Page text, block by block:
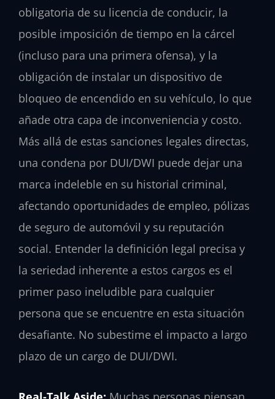
obligatoria de su licencia de conducir, la
posible imposición de tiempo en la cárcel
(incluso para una primera ofensa), y la
obligación de instalar un dispositivo de
bloqueo de encendido en su vehículo, lo que
añade otra capa de inconveniencia y costo.
Más allá de estas sanciones legales directas,
una condena por DUI/DWI puede dejar una
marca indeleble en su historial criminal,
afectando oportunidades de empleo, pólizas
de seguro de automóvil y su reputación
social. Entender la definición legal precisa y
la seriedad inherente a estos cargos es el
primer paso ineludible para cualquier
persona que se encuentre en esta situación
desafiante. No subestime el impacto a largo
plazo de un cargo de DUI/DWI.